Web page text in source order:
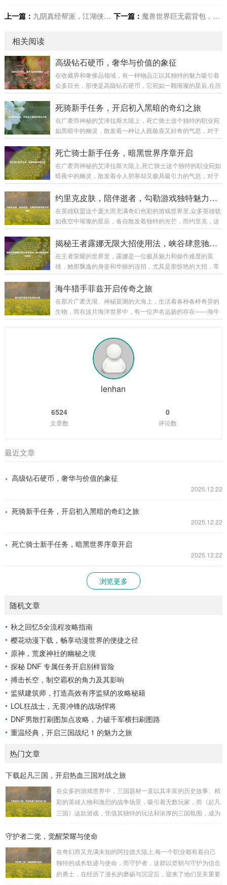
上一篇： 九阴真经帮派，江湖侠义天地 下一篇： 魔兽世界巨无霸背包，冒险者梦想收纳神器
相关阅读
高级钻石硬币，奢华与价值的象征
在收藏界和奢侈品领域，有一样物品正以其独特的魅力吸引着
众多目光，那便是高级钻石硬币，它宛如一颗璀璨的星辰,在历
史与现代的交织中散发着迷人的光芒。 高级钻石硬币并非普通
的货币，它是艺术与工艺的完美融合，从外观上看，每一枚高
级钻石硬币都像是一件精心雕琢的艺术品，硬币的主体部分通
常由高品质的贵金属制成，如黄金、白银等，这些金属本身就
具有极高的价值和质感，它们的表面被工匠们运用精妙的工艺
又或许是镜面般的光洁,反射出耀眼的光芒。...
死骑新手任务，开启初入黑暗的奇幻之旅
在广袤而神秘的艾泽拉斯大陆上，死亡骑士这个独特的职业宛
如黑暗中的幽灵，散发着一种让人既敬畏又好奇的气息，对于
每一个初入这个职业世界的新手来说，死骑新手任务就像是一
把钥匙,开启了一段充满挑战与惊喜的奇幻之旅。 当你创建一个
死亡骑士角色，从冰封王座的阴影中苏醒的那一刻起，新手任
务便正式拉开了帷幕，首先映入眼帘的是那阴森恐怖的场景，
周围弥漫着冰冷的雾气，荒芜的大地，残败的建筑，仿佛都在
入了一个与其他职业截然不同的世界。 第...
死亡骑士新手任务，暗黑世界序章开启
在广袤而神秘的艾泽拉斯大陆上,死亡骑士这个独特的职业宛如
暗夜中的幽灵，散发着令人胆寒却又极具吸引力的气息，对于
新手玩家来说，死亡骑士的新手任务线就像是一扇通往黑暗力
量世界的大门，引领着他们开启一段充满奇幻与挑战的旅程。
当玩家创建死亡骑士角色后,首先会置身于一个阴森恐怖的场景
之中，这里弥漫着腐臭的气息，灰暗的天空下是一片荒芜的焦
土，残垣断壁间不时有幽灵般的生物飘荡而过，新手任务就在
更是一次深入了解死亡骑士背景故事和职业特...
约里克皮肤，陪伴逝者，勾勒游戏独特魅力风景线
在英雄联盟这个庞大而充满奇幻色彩的游戏世界里,众多英雄犹
如夜空中璀璨的星辰，各自散发着独特的光芒，而约里克，这
位守墓人英雄，以其神秘、暗黑的风格吸引了不少玩家的目
光，他的那些精美皮肤更是在游戏中为玩家带来了别样的体
验。 约里克的原始皮肤自带一种阴森的气息,他身着黑色的长
袍，头戴破旧的帽子，手中那巨大的墓园铲仿佛能轻易地掘开
坟墓，召唤出墓穴中的亡魂，他的技能特效也与整体风格相契
意穿梭，为他的战斗增添了一份恐怖与神秘，原始皮...
揭秘王者露娜无限大招使用法，峡谷肆意驰骋不是梦！
在王者荣耀的世界里，露娜是一位极具魅力和操作难度的英
雄，她那飘逸的身姿和华丽的连招，尤其是那惊艳的大招，常
常能在团战中创造出以少胜多的奇迹，要想熟练掌握露娜的大
招无限使用，并非易事，下面,就让我们一起来揭开其中的奥
秘。 理解露娜大招机制 露娜的大招“新月突击”，是她核心的技
能，该技能能让露娜向指定目标发起突击，造成法术伤害，在
释放大招后的一段时间内，如果露娜命中了敌方英雄、野怪或
的基础，只要露娜在大招的冷却时间内，能够...
海牛猎手菲兹开启传奇之旅
在那片广袤无垠、神秘莫测的大海上，生活着各种各样奇异的
生物，而在这片海洋世界中，有一位声名远扬的存在——海牛
猎手菲兹。 菲兹是一个身材矫健、眼神锐利的年轻猎手，他自
敬畏，他常常听村里的老人们讲述着大海里那些神奇生物的故
事，其中海牛的传说最让他着迷，海牛，这种体型庞大却性情
温和的生物，在大海的深处悠然生活，它们的肉据说美味无
比，它们的皮更是有着极高的价值，菲兹在心中暗暗立下了成
为一名出色海牛猎手的志向。 随着时间的推移,...
lenhan
6524
文章数
0
评论数
最近文章
高级钻石硬币，奢华与价值的象征
2025.12.22
死骑新手任务，开启初入黑暗的奇幻之旅
2025.12.22
死亡骑士新手任务，暗黑世界序章开启
2025.12.22
浏览更多
随机文章
秋之回忆5全流程攻略指南
樱花动漫下载，畅享动漫世界的便捷之径
原神，荒废神社的幽秘之境
探秘 DNF 专属任务开启别样冒险
搏击长空，制空霸权的角力及其影响
监狱建筑师，打造高效有序监狱的攻略秘籍
LOL狂战士，无畏冲锋的战场悍将
DNF男散打刷图加点攻略，力破千军横扫刷图路
重温经典，开启三国战纪 1 的魅力之旅
热门文章
下载起凡三国，开启热血三国对战之旅
在众多的游戏世界中，三国题材一直以其丰富的历史故事、精
彩的英雄人物和激烈的战争场景，吸引着无数玩家，而《起凡
三国》这款游戏，凭借其独特的玩法和浓厚的三国氛围，成为
何进行起凡三国下载,开启一段热血的三国对战之旅。 《起凡
以化身为三国时期的知名将领，如勇猛无双的吕布、足智多谋
的诸葛亮、忠义双全的关羽等，率领自己的军队在战场上冲锋
陷阵、排兵布阵，游戏中的每一场战斗都充满了变...
守护者二觉，觉醒荣耀与使命
在奇幻而又充满未知的阿拉德大陆上,每一个职业都有着自己
独特的成长轨迹与使命，而守护者，这群以坚韧与守护为信念
的勇士，在经历了漫长的磨砺与沉淀后，迎来了他们至关重要